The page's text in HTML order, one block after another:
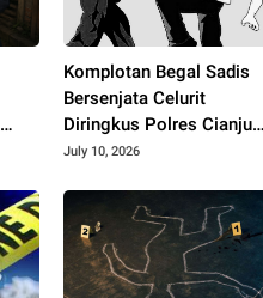
Komplotan Begal Sadis
Bersenjata Celurit
Diringkus Polres Cianjur,
Tiga Pelaku Masih di
July 10, 2026